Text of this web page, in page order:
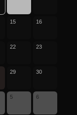
15 16
22 23
29 30
5 6